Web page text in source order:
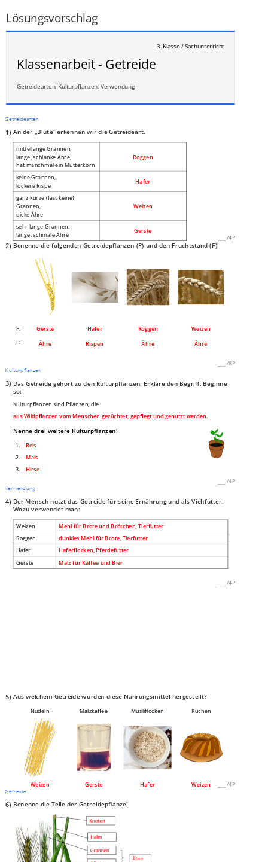
Lösungsvorschlag
3. Klasse / Sachunterricht
Klassenarbeit - Getreide
Getreidearten; Kulturpflanzen; Verwendung
Getreidearten
1) An der „Blüte“ erkennen wir die Getreideart.
mittellange Grannen,
lange, schlanke Ähre,
hat manchmal ein Mutterkorn
Roggen
keine Grannen,
lockere Rispe
Hafer
ganz kurze (fast keine)
Grannen,
dicke Ähre
Weizen
sehr lange Grannen,
lange, schmale Ähre
Gerste
/4P
2) Benenne die folgenden Getreidepflanzen (P) und den Fruchtstand (F)!
P: Gerste Hafer Roggen
Weizen
F:
Ähre Rispen Ähre Ähre
/8P
Kulturpflanzen
3) Das Getreide gehört zu den Kulturpflanzen. Erkläre den Begriff. Beginne
so:
Kulturpflanzen sind Pflanzen, die
aus Wildpflanzen vom Menschen gezüchtet, gepflegt und genutzt werden.
Nenne drei weitere Kulturpflanzen!
1.
Reis
2.
Mais
3.
Hirse
/4P
Verwendung
4) Der Mensch nutzt das Getreide für seine Ernährung und als Viehfutter.
Wozu verwendet man:
Weizen
Mehl für Brote und Brötchen, Tierfutter
Roggen
dunkles Mehl für Brote, Tierfutter
Hafer
Haferflocken, Pferdefutter
Gerste
Malz für Kaffee und Bier
/4P
5) Aus welchem Getreide wurden diese Nahrungsmittel hergestellt?
Nudeln Malzkaffee Müsliflocken Kuchen
Weizen Gerste Hafer Weizen /4P
Getreide
6) Benenne die Teile der Getreidepflanze!